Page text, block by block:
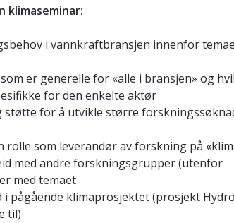
klimaseminar:
i vannkraftbransjen innenfor
er generelle for «alle i bransjen» og
for den enkelte aktør
støtte for å utvikle større
rolle som leverandør av forskning på
med andre forskningsgrupper (utenfor
med temaet
pågående klimaprosjektet (prosjekt
til)